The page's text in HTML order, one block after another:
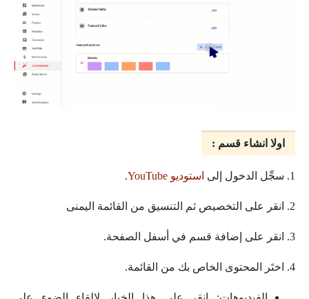
اولا انشاء قسم :
1. سجِّل الدخول إلى استوديو YouTube .
2. انقر على التخصيص ثم التنسيق من القائمة اليمنى
3. انقر على إضافة قسم في أسفل الصفحة.
4. اختَر المحتوى الخاص بك من القائمة.